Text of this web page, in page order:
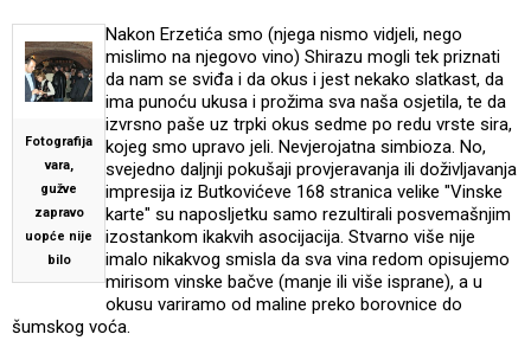
Fotografija
vara,
gužve
zapravo
uopće nije
bilo
Nakon Erzetića smo (njega nismo vidjeli, nego
mislimo na njegovo vino) Shirazu mogli tek priznati
da nam se sviđa i da okus i jest nekako slatkast, da
ima punoću ukusa i prožima sva naša osjetila, te da
izvrsno paše uz trpki okus sedme po redu vrste sira,
kojeg smo upravo jeli. Nevjerojatna simbioza. No,
svejedno daljnji pokušaji provjeravanja ili doživljavanja
impresija iz Butkovićeve 168 stranica velike "Vinske
karte" su naposljetku samo rezultirali posvemašnjim
izostankom ikakvih asocijacija. Stvarno više nije
imalo nikakvog smisla da sva vina redom opisujemo
mirisom vinske bačve (manje ili više isprane), a u
okusu variramo od maline preko borovnice do
šumskog voća.